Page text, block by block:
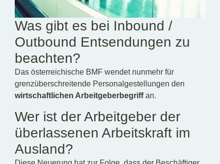
Was gibt es bei Inbound /
Outbound Entsendungen zu
beachten?
Das österreichische BMF wendet nunmehr für
grenzüberschreitende Personalgestellungen den
wirtschaftlichen Arbeitgeberbegriffan.
Wer ist der Arbeitgeber der
überlassenen Arbeitskraft im
Ausland?